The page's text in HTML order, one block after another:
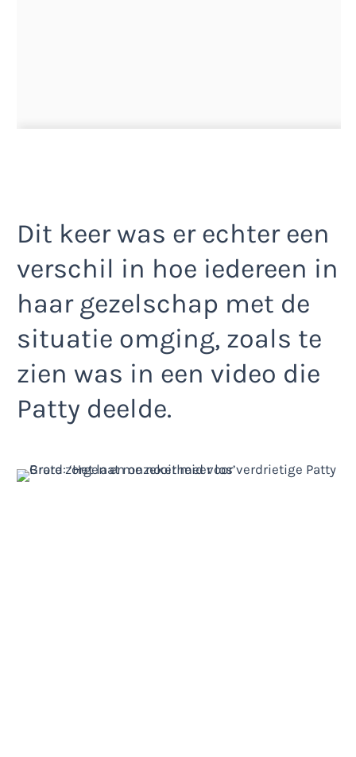
Dit keer was er echter een
verschil in hoe iedereen in
haar gezelschap met de
situatie omging, zoals te
zien was in een video die
Patty deelde.